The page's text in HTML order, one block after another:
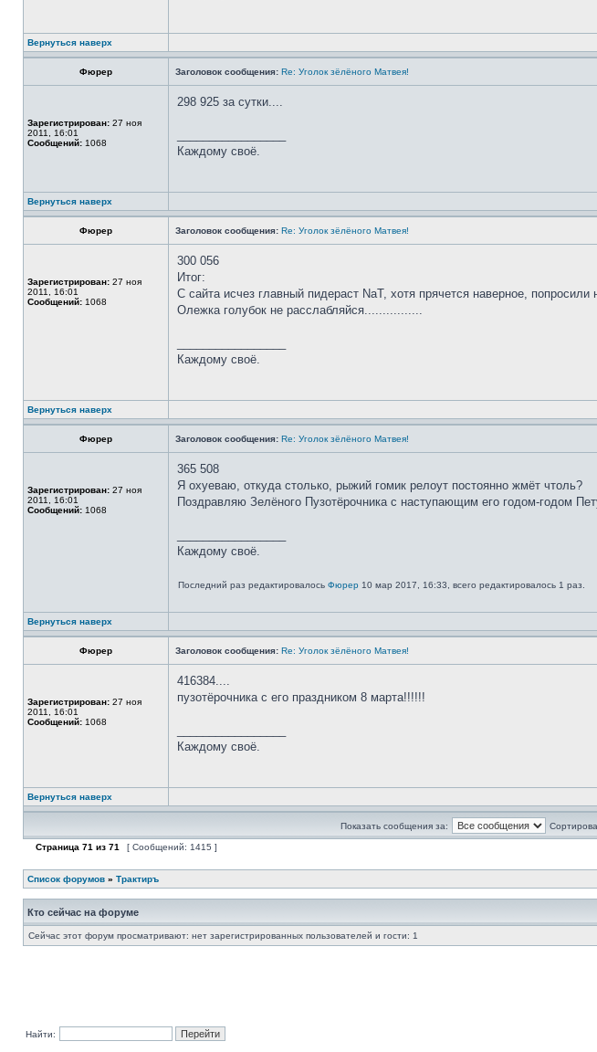
Вернуться наверх
Фюрер Заголовок сообщения: Re: Уголок зёлёного Матвея!
Зарегистрирован: 27 ноя
2011, 16:01
Сообщений: 1068
298 925 за сутки....
Каждому своё.
Вернуться наверх
Фюрер Заголовок сообщения: Re: Уголок зёлёного Матвея!
Зарегистрирован: 27 ноя
2011, 16:01
Сообщений: 1068
300 056
Итог:
С сайта исчез главный пидераст NaT, хотя прячется наверное,
Олежка голубок не расслабляйся................
Каждому своё.
Вернуться наверх
Фюрер Заголовок сообщения: Re: Уголок зёлёного Матвея!
Зарегистрирован: 27 ноя
2011, 16:01
Сообщений: 1068
365 508
Я охуеваю, откуда столько, рыжий гомик релоут постоянно жмёт чтоль?
Поздравляю Зелёного Пузотёрочника с наступающим его годом-годом
Каждому своё.
Последний раз редактировалось Фюрер 10 мар 2017, 16:33, всего редактировалось 1 раз.
Вернуться наверх
Фюрер Заголовок сообщения: Re: Уголок зёлёного Матвея!
Зарегистрирован: 27 ноя
2011, 16:01
Сообщений: 1068
416384....
пузотёрочника с его праздником 8 марта!!!!!!
Каждому своё.
Вернуться наверх
Показать сообщения за:
Страница 71 из 71 [ Сообщений: 1415 ]
Список форумов » Трактиръ
Кто сейчас на форуме
Сейчас этот форум просматривают: нет зарегистрированных пользователей и гости: 1
Найти: